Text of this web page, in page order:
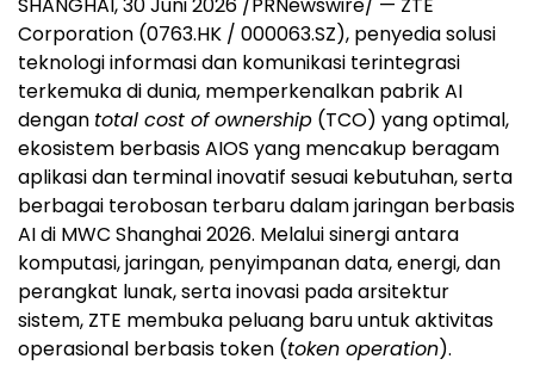
Corporation (0763.HK / 000063.SZ), penyedia solusi
teknologi informasi dan komunikasi terintegrasi
terkemuka di dunia, memperkenalkan pabrik AI
dengan total cost of ownership (TCO) yang optimal,
ekosistem berbasis AIOS yang mencakup beragam
aplikasi dan terminal inovatif sesuai kebutuhan, serta
berbagai terobosan terbaru dalam jaringan berbasis
AI di MWC Shanghai 2026. Melalui sinergi antara
komputasi, jaringan, penyimpanan data, energi, dan
perangkat lunak, serta inovasi pada arsitektur
sistem, ZTE membuka peluang baru untuk aktivitas
operasional berbasis token (token operation).